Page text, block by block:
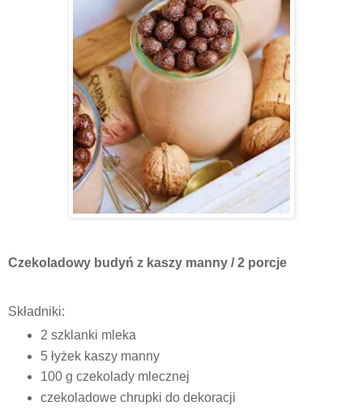
Czekoladowy budyń z kaszy manny / 2 porcje
Składniki:
2 szklanki mleka
5 łyżek kaszy manny
100 g czekolady mlecznej
czekoladowe chrupki do dekoracji